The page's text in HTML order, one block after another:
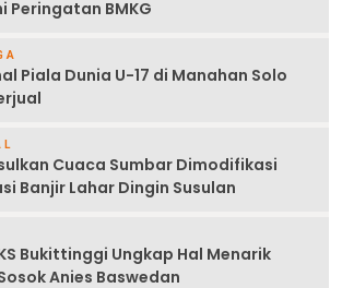
Peringatan BMKG
Piala Dunia U-17 di Manahan Solo
Cuaca Sumbar Dimodifikasi
Banjir Lahar Dingin Susulan
Bukittinggi Ungkap Hal Menarik
Anies Baswedan